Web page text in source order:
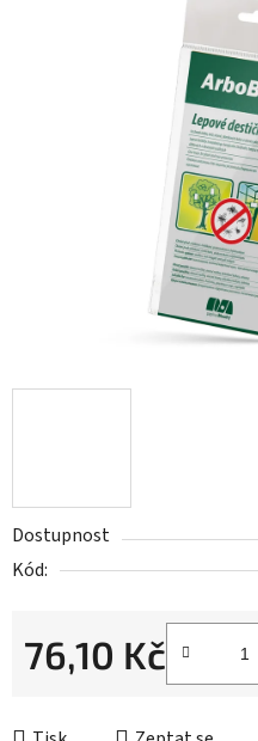
Dostupnost
Kód:
76,10 Kč